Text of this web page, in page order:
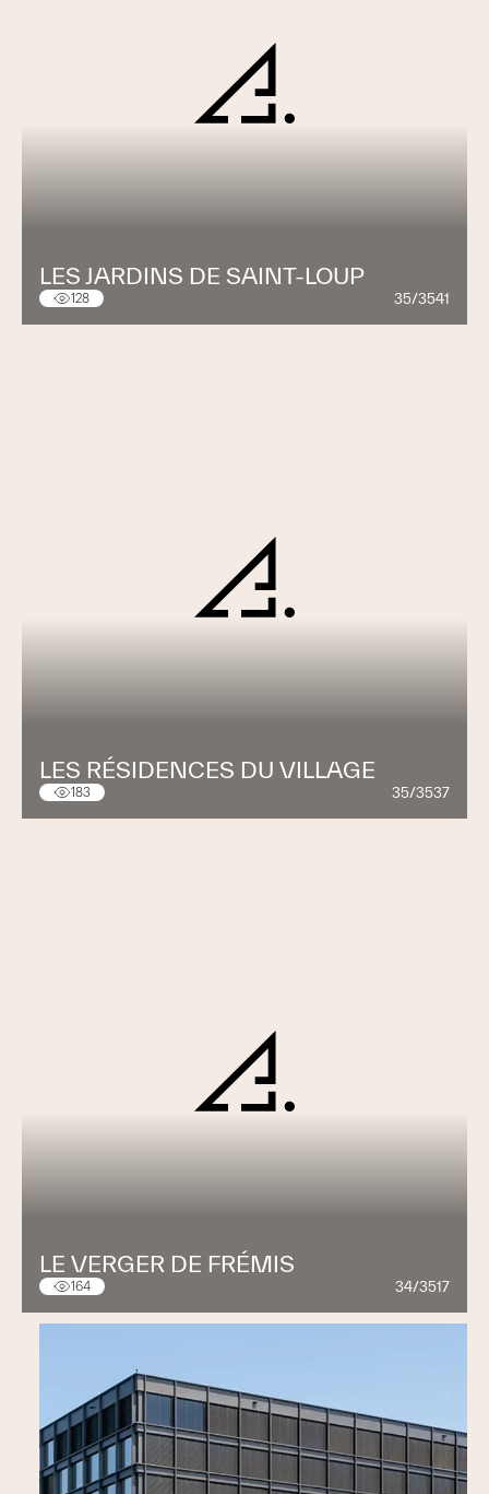
LES JARDINS DE SAINT-LOUP
128 35/3541
LES RÉSIDENCES DU VILLAGE
183 35/3537
LE VERGER DE FRÉMIS
164 34/3517